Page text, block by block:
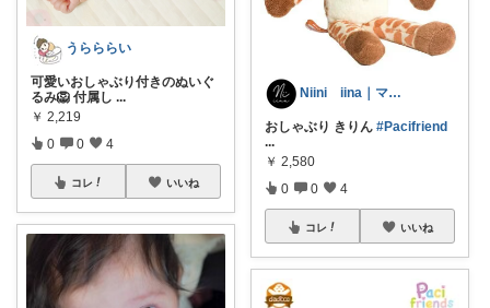
うらららい
可愛いおしゃぶり付きのぬいぐ
るみ🦁 付属し ...
￥ 2,219
0 0 4
コレ いいね
Niini iina｜ママデザイナー
おしゃぶり きりん #Pacifriend
...
￥ 2,580
0 0 4
コレ いいね